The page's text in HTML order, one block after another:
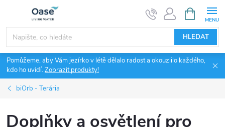
obsah
HLEDAT
NÁKUPNÍ
KOŠÍK
Pomůžeme, aby Vám jezírko v létě dělalo radost a okouzlilo každého,
kdo ho uvidí.Zobrazit produkty!
biOrb - Terária
Doplňky a osvětlení pro